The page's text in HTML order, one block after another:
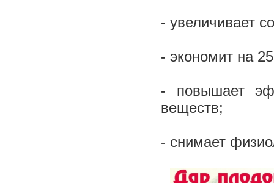
- увеличивает
- экономит на
- повышает
веществ;
- снимает